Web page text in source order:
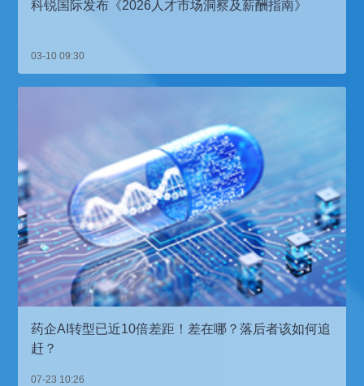
科锐国际发布《2026人才市场洞察及薪酬指南》
03-10 09:30
药企AI转型已近10倍差距！差在哪？落后者该如何追
赶？
07-23 10:26